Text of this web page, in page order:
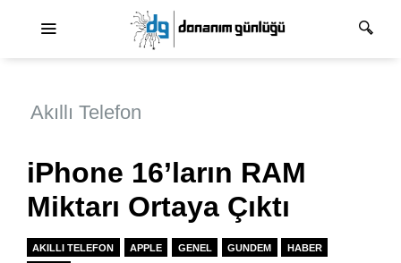
Akıllı Telefon
iPhone 16’ların RAM
Miktarı Ortaya Çıktı
AKILLI TELEFON APPLE GENEL GUNDEM HABER